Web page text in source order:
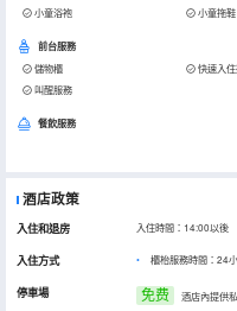
小童浴袍 小童拖鞋
前台服務
儲物櫃 快速入住
叫醒服務
餐飲服務
酒店政策
入住和退房 入住時間：14:00以
入住方式 櫃枱服務時間：24
停車場 免费 酒店內提供